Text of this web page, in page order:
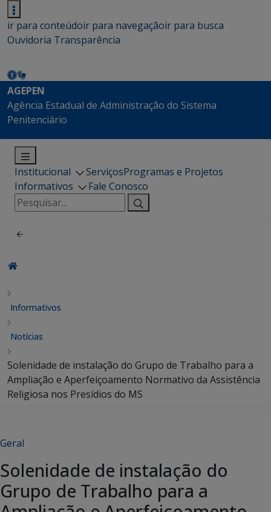
ir para conteúdoir para navegaçãoir para busca
Ouvidoria Transparência
AGEPEN
Agência Estadual de Administração do Sistema
Penitenciário
Institucional ServiçosProgramas e Projetos
Informativos
Fale Conosco
Pesquisar
por:
Informativos
Notícias
Solenidade de instalação do Grupo de Trabalho para a
Ampliação e Aperfeiçoamento Normativo da Assistência
Religiosa nos Presídios do MS
Geral
Solenidade de instalação do
Grupo de Trabalho para a